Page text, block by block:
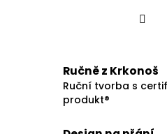
Ručně z Krkonoš
Ruční tvorba s
produkt®